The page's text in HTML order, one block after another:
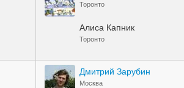
Торонто
Алиса Капник
Торонто
Дмитрий Зарубин
Москва